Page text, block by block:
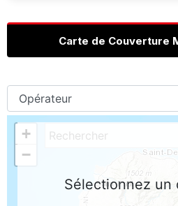
Carte de Couverture